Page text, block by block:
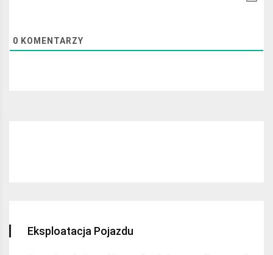
0 KOMENTARZY
Eksploatacja Pojazdu